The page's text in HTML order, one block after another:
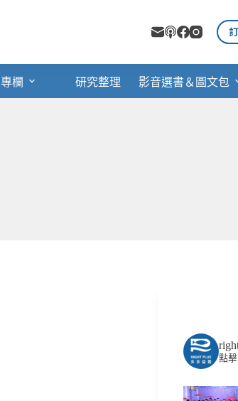
專欄 研究整理 影音選書＆圖文包
點